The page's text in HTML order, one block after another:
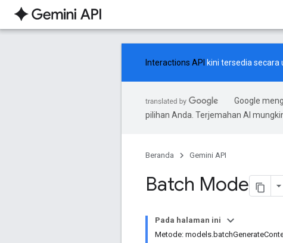
Interactions API kini tersedia
Google
pilihan Anda. Terjemahan AI
Beranda Gemini API
Batch Mode
Pada halaman ini
Metode: